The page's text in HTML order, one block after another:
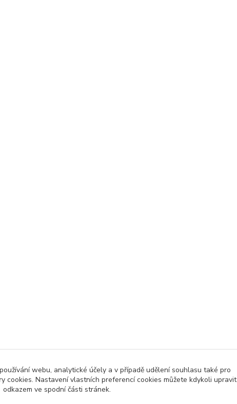
webu, analytické účely a v případě udělení souhlasu také pro
cookies. Nastavení vlastních preferencí cookies můžete kdykoli upravit
odkazem ve spodní části stránek.